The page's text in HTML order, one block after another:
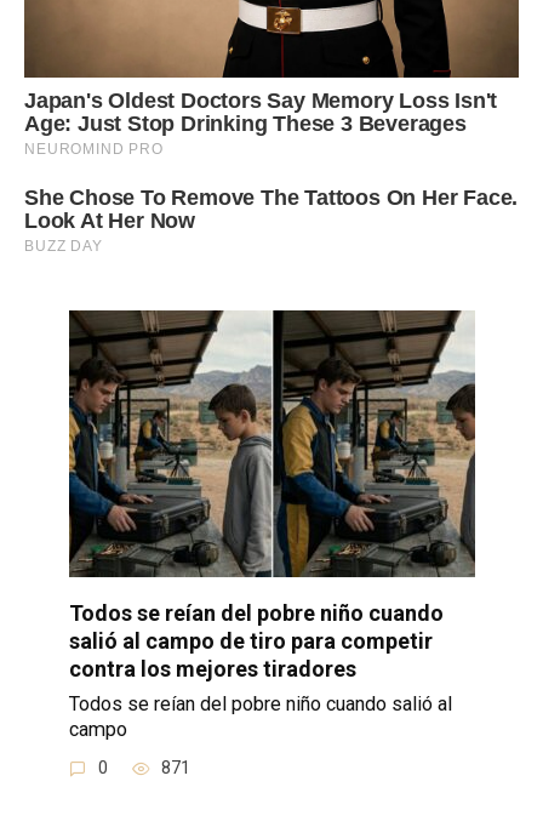
Todos se reían del pobre niño cuando
salió al campo de tiro para competir
contra los mejores tiradores
Todos se reían del pobre niño cuando salió al
campo
0 871